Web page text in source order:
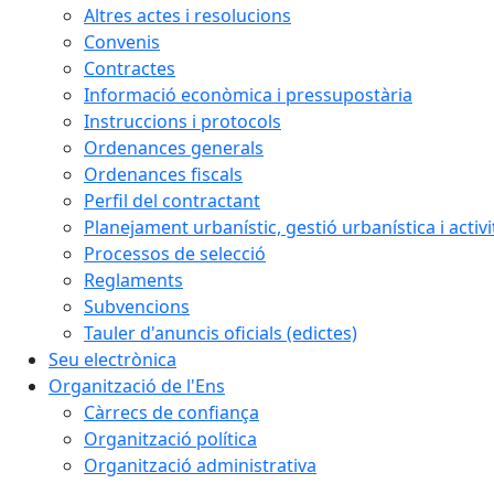
Altres actes i resolucions
Convenis
Contractes
Informació econòmica i pressupostària
Instruccions i protocols
Ordenances generals
Ordenances fiscals
Perfil del contractant
Planejament urbanístic, gestió urbanística i
Processos de selecció
Reglaments
Subvencions
Tauler d'anuncis oficials (edictes)
Seu electrònica
Organització de l'Ens
Càrrecs de confiança
Organització política
Organització administrativa